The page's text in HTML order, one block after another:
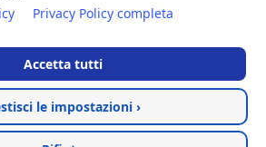
Srl
- C.da Tre Pietre, snc, 82034
(BN) P.IVA 01472040623
Cap.soc € 45.000,00 i.v. - Pec :
& created by
Privacy Policy completa
Accetta tutti
le impostazioni ›